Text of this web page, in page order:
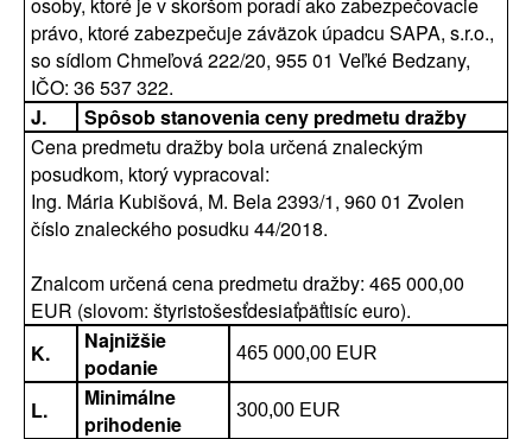
právo, ktoré zabezpečuje záväzok úpadcu SAPA, s.r.o.,
so sídlom Chmeľová 222/20, 955 01 Veľké Bedzany,
IČO: 36 537 322.
J.
Spôsob stanovenia ceny predmetu dražby
Cena predmetu dražby bola určená znaleckým
posudkom, ktorý vypracoval:
Ing. Mária Kubišová, M. Bela 2393/1, 960 01 Zvolen
číslo znaleckého posudku 44/2018.
Znalcom určená cena predmetu dražby: 465 000,00
EUR (slovom: štyristošesťdesiaťpäťtisíc euro).
K.
Najnižšie
podanie
465 000,00 EUR
L.
Minimálne
prihodenie
300,00 EUR